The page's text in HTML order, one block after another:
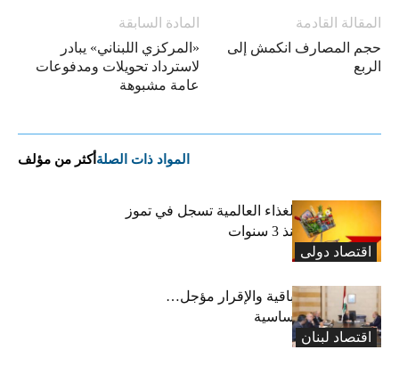
المادة السابقة
«المركزي اللبناني» يبادر
لاسترداد تحويلات ومدفوعات
عامة مشبوهة
المقالة القادمة
حجم المصارف انكمش إلى
الربع
المواد ذات الصلة أكثر من مؤلف
اقتصاد دولی
“الفاو”: أسعار الغذاء العالمية تسجل في تموز
أعلى مستوى منذ 3 سنوات
اقتصاد لبنان
رسوم النفايات باقية والإقرار مؤجل…
واستثناء لمواد أساسية